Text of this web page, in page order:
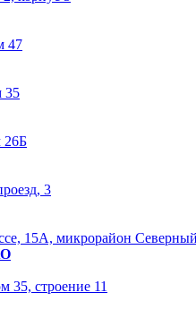
47
35
26Б
3
15А, микрорайон
35, строение 11